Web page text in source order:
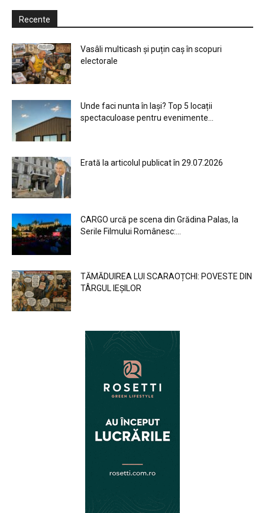
Recente
Vasâli multicash și puțin caș în scopuri
electorale
Unde faci nunta în Iași? Top 5 locații
spectaculoase pentru evenimente...
Erată la articolul publicat în 29.07.2026
CARGO urcă pe scena din Grădina Palas, la
Serile Filmului Românesc:...
TĂMĂDUIREA LUI SCARAOȚCHI: POVESTE DIN
TÂRGUL IEȘILOR